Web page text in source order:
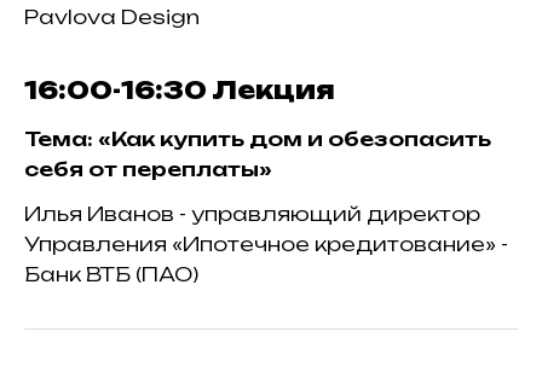
Pavlova Design
16:00-16:30 Лекция
Тема: «Как купить дом и обезопасить
себя от переплаты»
Илья Иванов - управляющий директор
Управления «Ипотечное кредитование» -
Банк ВТБ (ПАО)